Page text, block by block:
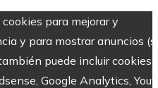
para mejorar y
y para mostrar anuncios
puede incluir cookies
Google Analytics,